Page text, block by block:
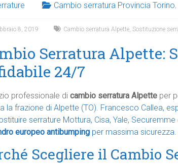
Cambio serratura Provincia Torino,
8, 2019 Cambio serratura Alpette, Sostituzione
Serratura Alpette:
24/7
professionale di cambio serratura Alpette per
la frazione di Alpette (TO). Francesco Callea,
serrature Mottura, Cisa, Yale,
europeo antibumping per massima sicurezza.​
Scegliere il Cambio